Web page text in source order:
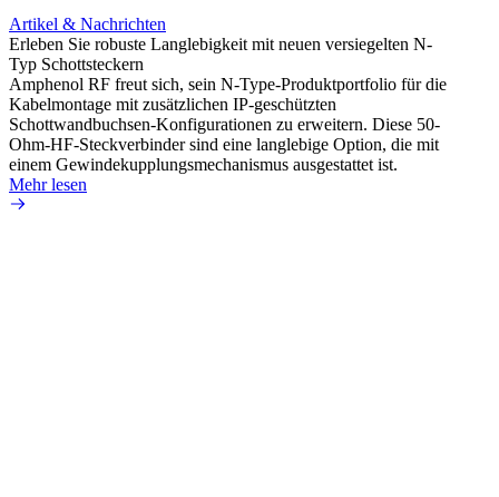
Artikel & Nachrichten
Erleben Sie robuste Langlebigkeit mit neuen versiegelten N-
Typ Schottsteckern
Amphenol RF freut sich, sein N-Type-Produktportfolio für die
Kabelmontage mit zusätzlichen IP-geschützten
Schottwandbuchsen-Konfigurationen zu erweitern. Diese 50-
Ohm-HF-Steckverbinder sind eine langlebige Option, die mit
einem Gewindekupplungsmechanismus ausgestattet ist.
Mehr lesen